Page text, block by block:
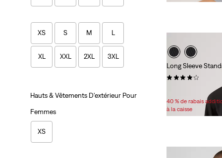
XS S M L
XL XXL 2XL 3XL
Hauts & Vêtements D'extérieur Pour
Femmes
XS
Long Sleeve
40 % de rabais
à la caisse